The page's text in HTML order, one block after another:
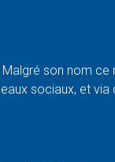
son nom
sociaux, et